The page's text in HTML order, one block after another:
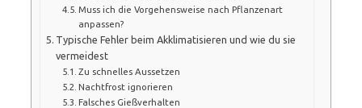
Muss ich die Vorgehensweise nach Pflanzenart
anpassen?
Typische Fehler beim Akklimatisieren und wie du sie
vermeidest
Zu schnelles Aussetzen
Nachtfrost ignorieren
Falsches Gießverhalten